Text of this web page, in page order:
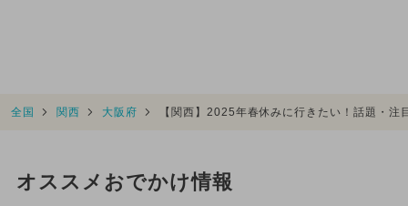
全国 関西 大阪府 【関西】2025年春休みに行きたい！話題・
オススメおでかけ情報